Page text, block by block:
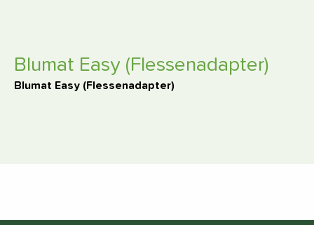
Blumat Easy (Flessenadapter)
Blumat Easy (Flessenadapter)